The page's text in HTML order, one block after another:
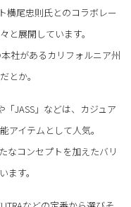
横尾忠則氏とのコラボレー
と展開しています。
社があるカリフォルニア州
とか。
「JASS」などは、カジュア
アイテムとして人気。
なコンセプトを加えたバリ
す。